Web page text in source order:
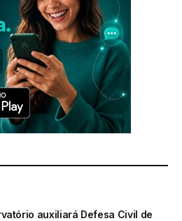
auxiliará Defesa Civil de